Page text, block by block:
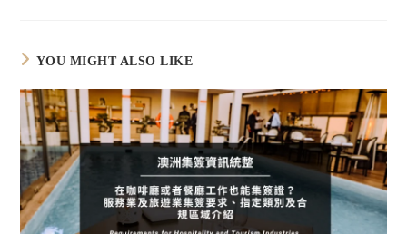
YOU MIGHT ALSO LIKE